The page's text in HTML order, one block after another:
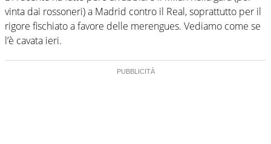
vinta dai rossoneri) a Madrid contro il Real, soprattutto per il
rigore fischiato a favore delle merengues. Vediamo come se
l’è cavata ieri.